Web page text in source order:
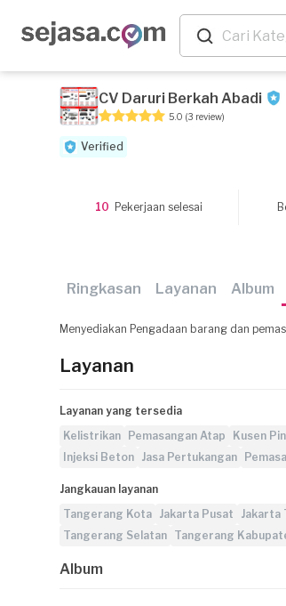
CV Daruri Berkah Abadi
5.0 (3 review)
Verified
10 Pekerjaan selesai
Ringkasan Layanan Album
Menyediakan Pengadaan barang dan
Layanan
Layanan yang tersedia
Kelistrikan
Pemasangan Atap Kusen
Injeksi Beton Jasa Pertukangan
Jangkauan layanan
Tangerang Kota Jakarta Pusat Jakarta
Tangerang Selatan Tangerang
Album